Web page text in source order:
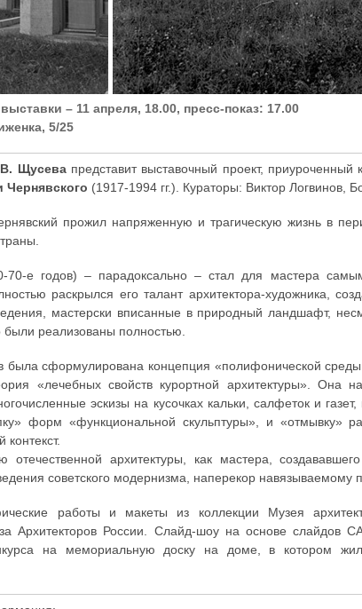
– 11 апреля, 18.00, пресс-показ: 17.00
5/25
Щусевапредставит выставочный проект, приуроченный
Чернявского (1917-1994 гг.). Кураторы: Виктор Логвинов,
прожил напряженную и трагическую жизнь в
70-е годов) – парадоксально – стал для мастера
раскрылся его талант архитектора-художника,
мастерски вписанные в природный ландшафт,
были реализованы полностью.
была сформулирована концепция «полифонической
«лечебных свойств курортной архитектуры». Она
эскизы на кусочках кальки, салфеток и
форм «функциональной скульптуры», и «отмывку»
архитектуры, как мастера,
советского модернизма, наперекор навязываемому
работы и макеты из коллекции Музея
Архитекторов России. Слайд-шоу на основе слайдов
на мемориальную доску на доме, в котором